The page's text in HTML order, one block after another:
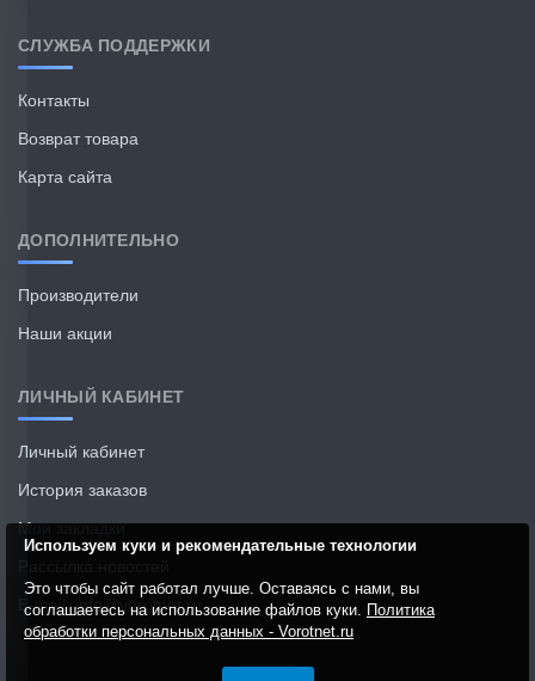
СЛУЖБА ПОДДЕРЖКИ
Контакты
Возврат товара
Карта сайта
ДОПОЛНИТЕЛЬНО
Производители
Наши акции
ЛИЧНЫЙ КАБИНЕТ
Личный кабинет
История заказов
Мои закладки
E-mail: info@vorotnet.ru
Используем куки и рекомендательные технологии
Это чтобы сайт работал лучше. Оставаясь с нами, вы
соглашаетесь на использование файлов куки. Политика
обработки персональных данных - Vorotnet.ru